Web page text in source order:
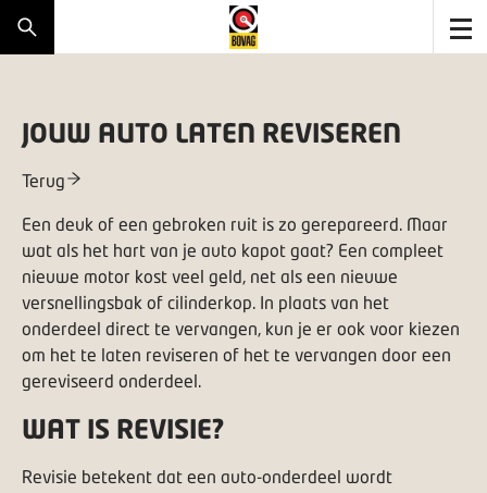
JOUW AUTO LATEN REVISEREN
Terug
Een deuk of een gebroken ruit is zo gerepareerd. Maar
wat als het hart van je auto kapot gaat? Een compleet
nieuwe motor kost veel geld, net als een nieuwe
versnellingsbak of cilinderkop. In plaats van het
onderdeel direct te vervangen, kun je er ook voor kiezen
om het te laten reviseren of het te vervangen door een
gereviseerd onderdeel.
WAT IS REVISIE?
Revisie betekent dat een auto-onderdeel wordt